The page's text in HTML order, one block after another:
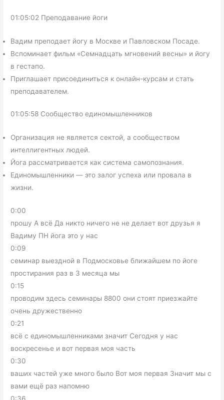
01:05:02 Преподавание йоги
Вадим преподает йогу в Москве и Павловском Посаде.
Вспоминает фильм «Семнадцать мгновений весны» и йогу
в гестапо.
Приглашает присоединиться к онлайн-курсам и стать
преподавателем.
01:05:58 Сообщество единомышленников
Организация не является сектой, а сообществом
интеллигентных людей.
Йога рассматривается как система самопознания.
Единомышленники — это залог успеха или провала в
жизни.
0:00
прошу А всё Да никто ничего не не делает вот друзья я
Вадиму ПН йога это у нас
0:09
семинар выездной в Подмосковье ближайшем по йоге
простирания раз в 3 месяца мы
0:15
проводим здесь семинары 8800 они стоят приезжайте
очень дружественно
0:21
всё с единомышленниками значит Сегодня у нас
воскресенье и вот первая моя часть
0:30
ваших частей уже много было Вот моя первая Значит мы с
вами ещё раз напомню
0:36